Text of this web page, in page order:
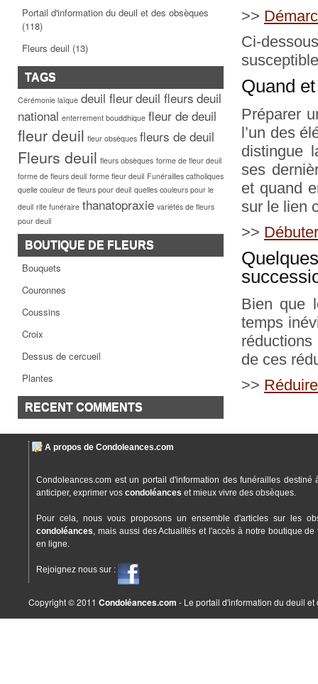
Portail d'information du deuil et des obsèques
(118)
Fleurs deuil (13)
TAGS
Cérémonie laïque deuil fleurdeuil fleurs deuil
national enterrement bouddhique fleur de deuil
fleur deuil fleur obsèques fleurs de deuil
Fleurs deuil fleurs obsèques forme de fleur deuil
forme de fleurs deuil forme fleur deuil Funérailles catholiques
quelle couleur de fleurs pour deuil quelles couleurs pour le
deuil rite funéraire thanatopraxie variétés de fleurs
pour deuil
BOUTIQUE DE FLEURS
Bouquets
Couronnes
Coussins
Croix
Dessus de cercueil
Plantes
RECENT COMMENTS
>>
Ci-
Quand
Préparer
l’un des
distingue
ses
et quand
sur le lien
>>
Bien que
temps
de ces
>>
A propos de Condoleances.com
Condoleances.com est un portail d'information des funérailles destiné
anticiper, exprimer vos condoléances et mieux vivre des obsèques.
Pour cela, nous vous proposons un ensemble d'articles sur les
condoléances, mais aussi des Actualités et l'accès à notre boutique
en ligne.
Rejoignez nous sur :
Copyright © 2011 Condoléances.com - Le portail d'information du deuil et